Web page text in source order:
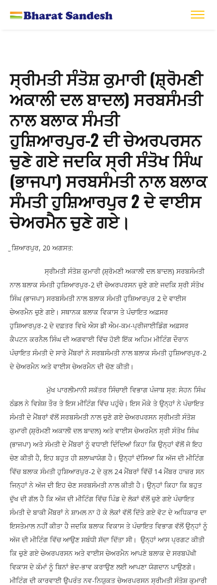
ਸ੍ਰੀਮਤੀ ਸੰਤੋਸ਼ ਕੁਮਾਰੀ (ਸ਼੍ਰੋਮਣੀ
ਅਕਾਲੀ ਦਲ ਬਾਦਲ) ਸਰਬਸੰਮਤੀ
ਨਾਲ ਬਲਾਕ ਸੰਮਤੀ
ਹੁਸ਼ਿਆਰਪੁਰ-2 ਦੀ ਚੇਅਰਪਰਸਨ
ਚੁਣੇ ਗਏ ਜਦਕਿ ਸ੍ਰੀ ਸੰਤੋਖ ਸਿੰਘ
(ਭਾਜਪਾ) ਸਰਬਸੰਮਤੀ ਨਾਲ ਬਲਾਕ
ਸੰਮਤੀ ਹੁਸ਼ਿਆਰਪੁਰ 2 ਦੇ ਵਾਈਸ
ਚੇਅਰਮੈਨ ਚੁਣੇ ਗਏ।
ੁਸ਼ਿਆਰਪੁਰ, 20 ਅਗਸਤ:
ਸ੍ਰੀਮਤੀ ਸੰਤੋਸ਼ ਕੁਮਾਰੀ (ਸ਼੍ਰੋਮਣੀ ਅਕਾਲੀ ਦਲ ਬਾਦਲ) ਸਰਬਸੰਮਤੀ
ਨਾਲ ਬਲਾਕ ਸੰਮਤੀ ਹੁਸ਼ਿਆਰਪੁਰ-2 ਦੀ ਚੇਅਰਪਰਸਨ ਚੁਣੇ ਗਏ ਜਦਕਿ ਸ੍ਰੀ ਸੰਤੋਖ
ਸਿੰਘ (ਭਾਜਪਾ) ਸਰਬਸੰਮਤੀ ਨਾਲ ਬਲਾਕ ਸੰਮਤੀ ਹੁਸ਼ਿਆਰਪੁਰ 2 ਦੇ ਵਾਈਸ
ਚੇਅਰਮੈਨ ਚੁਣੇ ਗਏ। ਸਥਾਨਕ ਬਲਾਕ ਵਿਕਾਸ ਤੇ ਪੰਚਾਇਤ ਅਫ਼ਸਰ
ਹੁਸ਼ਿਆਰਪੁਰ-2 ਦੇ ਦਫ਼ਤਰ ਵਿਖੇ ਐਸ ਡੀ ਐਮ-ਕਮ-ਪ੍ਰੀਜਾਈਡਿੰਗ ਅਫ਼ਸਰ
ਕੈਪਟਨ ਕਰਨੈਲ ਸਿੰਘ ਦੀ ਅਗਵਾਈ ਵਿੱਚ ਹੋਈ ਇੱਕ ਅਹਿਮ ਮੀਟਿੰਗ ਦੌਰਾਨ
ਪੰਚਾਇਤ ਸੰਮਤੀ ਦੇ ਸਾਰੇ ਮੈਂਬਰਾਂ ਨੇ ਸਰਬਸੰਮਤੀ ਨਾਲ ਬਲਾਕ ਸੰਮਤੀ ਹੁਸ਼ਿਆਰਪੁਰ-2
ਦੇ ਚੇਅਰਮੈਨ ਅਤੇ ਵਾਈਸ ਚੇਅਰਮੈਨ ਦੀ ਚੋਣ ਕੀਤੀ।
ਮੁੱਖ ਪਾਰਲੀਮਾਨੀ ਸਕੱਤਰ ਸਿੰਚਾਈ ਵਿਭਾਗ ਪੰਜਾਬ ਸ੍ਰ: ਸੋਹਨ ਸਿੰਘ
ਠੰਡਲ ਨੇ ਵਿਸ਼ੇਸ਼ ਤੌਰ ਤੇ ਇਸ ਮੀਟਿੰਗ ਵਿੱਚ ਪਹੁੰਚੇ। ਇਸ ਮੌਕੇ ਤੇ ਉਨ੍ਹਾਂ ਨੇ ਪੰਚਾਇਤ
ਸੰਮਤੀ ਦੇ ਮੈਂਬਰਾਂ ਵੱਲੋਂ ਸਰਬਸੰਮਤੀ ਨਾਲ ਚੁਣੇ ਗਏ ਚੇਅਰਪਰਸਨ ਸ੍ਰੀਮਤੀ ਸੰਤੋਸ਼
ਕੁਮਾਰੀ (ਸ਼੍ਰੋਮਣੀ ਅਕਾਲੀ ਦਲ ਬਾਦਲ) ਅਤੇ ਵਾਈਸ ਚੇਅਰਮੈਨ ਸ੍ਰੀ ਸੰਤੋਖ ਸਿੰਘ
(ਭਾਜਪਾ) ਅਤੇ ਸੰਮਤੀ ਦੇ ਮੈਂਬਰਾਂ ਨੂੰ ਵਧਾਈ ਦਿੰਦਿਆਂ ਕਿਹਾ ਕਿ ਉਨ੍ਹਾਂ ਵੱਲੋਂ ਜੋ ਇਹ
ਚੋਣ ਕੀਤੀ ਹੈ, ਇਹ ਬਹੁਤ ਹੀ ਸ਼ਲਾਘਾਯੋਗ ਹੈ। ਉਨ੍ਹਾਂ ਦੱਸਿਆ ਕਿ ਅੱਜ ਦੀ ਮੀਟਿੰਗ
ਵਿੱਚ ਬਲਾਕ ਸੰਮਤੀ ਹੁਸ਼ਿਆਰਪੁਰ-2 ਦੇ ਕੁਲ 24 ਮੈਂਬਰਾਂ ਵਿੱਚੋਂ 14 ਮੈਂਬਰ ਹਾਜ਼ਰ ਸਨ
ਜਿਨ੍ਹਾਂ ਨੇ ਅੱਜ ਦੀ ਇਹ ਚੋਣ ਸਰਬਸੰਮਤੀ ਨਾਲ ਕੀਤੀ ਹੈ। ਉਨ੍ਹਾਂ ਕਿਹਾ ਕਿ ਬਹੁਤ
ਦੁੱਖ ਦੀ ਗੱਲ ਹੈ ਕਿ ਅੱਜ ਦੀ ਮੀਟਿੰਗ ਵਿੱਚ ਪਿੰਡ ਦੇ ਲੋਕਾਂ ਵੱਲੋਂ ਚੁਣੇ ਗਏ ਪੰਚਾਇਤ
ਸੰਮਤੀ ਦੇ ਬਾਕੀ ਮੈਂਬਰਾਂ ਨੇ ਸ਼ਾਮਲ ਨਾ ਹੋ ਕੇ ਲੋਕਾਂ ਵੱਲੋਂ ਦਿੱਤੇ ਗਏ ਵੋਟ ਦੇ ਅਧਿਕਾਰ ਦਾ
ਇਸਤੇਮਾਲ ਨਹੀਂ ਕੀਤਾ ਹੈ ਜਦਕਿ ਬਲਾਕ ਵਿਕਾਸ ਤੇ ਪੰਚਾਇਤ ਵਿਭਾਗ ਵੱਲੋਂ ਉਨ੍ਹਾਂ ਨੂੰ
ਅੱਜ ਦੀ ਮੀਟਿੰਗ ਵਿੱਚ ਆਉਣ ਸਬੰਧੀ ਸੱਦਾ ਦਿੱਤਾ ਸੀ। ਉਨ੍ਹਾਂ ਆਸ ਪ੍ਰਗਟ ਕੀਤੀ
ਕਿ ਚੁਣੇ ਗਏ ਚੇਅਰਪਰਸਨ ਅਤੇ ਵਾਈਸ ਚੇਅਰਮੈਨ ਆਪਣੇ ਬਲਾਕ ਦੇ ਸਰਬਪੱਖੀ
ਵਿਕਾਸ ਦੇ ਕੰਮਾਂ ਨੂੰ ਬਿਨਾਂ ਭੇਦ-ਭਾਵ ਕਰਾਉਣ ਲਈ ਆਪਣਾ ਯੋਗਦਾਨ ਪਾਉਣਗੇ।
ਮੀਟਿੰਗ ਦੀ ਕਾਰਵਾਈ ਉਪਰੰਤ ਨਵ-ਨਿਯੁਕਤ ਚੇਅਰਪਰਸਨ ਸ੍ਰੀਮਤੀ ਸੰਤੋਸ਼ ਕੁਮਾਰੀ